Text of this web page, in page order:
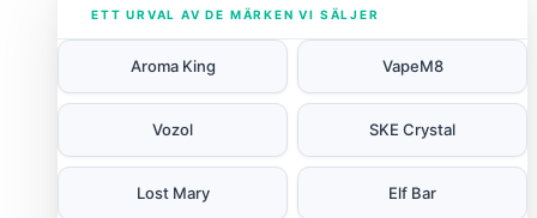
ETT URVAL AV DE MÄRKEN VI SÄLJER
Aroma King VapeM8
Vozol SKE Crystal
Lost Mary Elf Bar